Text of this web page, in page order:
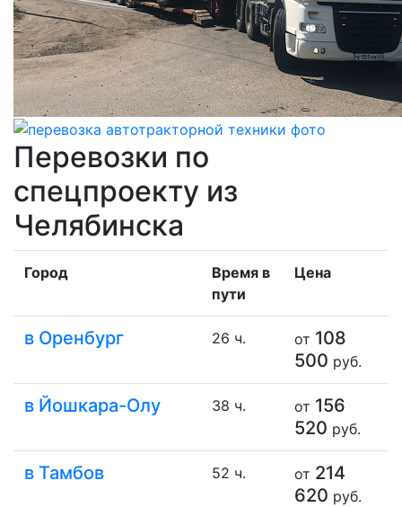
Перевозки по
спецпроекту из
Челябинска
Город
Время в
пути
Цена
в Оренбург 26 ч. от 108
500 руб.
в Йошкара-Олу 38 ч. от 156
520 руб.
в Тамбов 52 ч. от 214
620 руб.